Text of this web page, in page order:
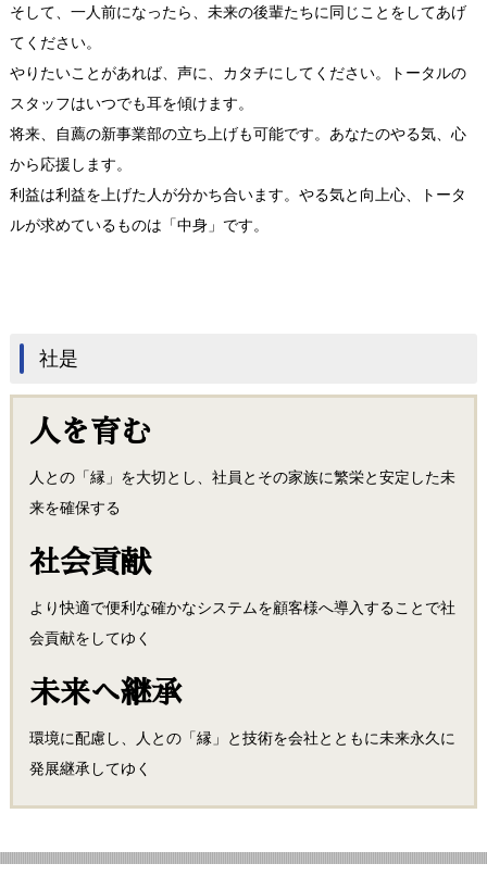
そして、一人前になったら、未来の後輩たちに同じことをしてあげ
てください。
やりたいことがあれば、声に、カタチにしてください。トータルの
スタッフはいつでも耳を傾けます。
将来、自薦の新事業部の立ち上げも可能です。あなたのやる気、心
から応援します。
利益は利益を上げた人が分かち合います。やる気と向上心、トータ
ルが求めているものは「中身」です。
社是
人を育む
人との「縁」を大切とし、社員とその家族に繁栄と安定した未
来を確保する
社会貢献
より快適で便利な確かなシステムを顧客様へ導入することで社
会貢献をしてゆく
未来へ継承
環境に配慮し、人との「縁」と技術を会社とともに未来永久に
発展継承してゆく